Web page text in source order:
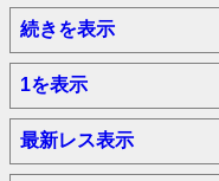
続きを表示
1を表示
最新レス表示